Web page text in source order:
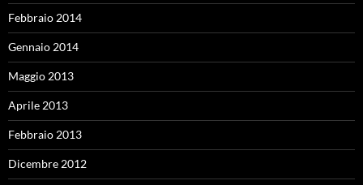
Febbraio 2014
Gennaio 2014
Maggio 2013
Aprile 2013
Febbraio 2013
Dicembre 2012